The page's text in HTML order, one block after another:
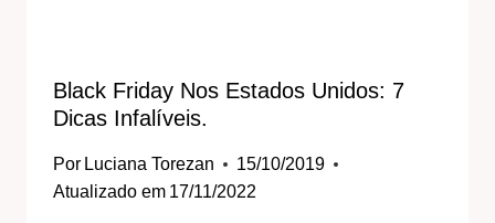
Black Friday Nos Estados Unidos: 7
Dicas Infalíveis.
Por Luciana Torezan
15/10/2019
Atualizado em 17/11/2022